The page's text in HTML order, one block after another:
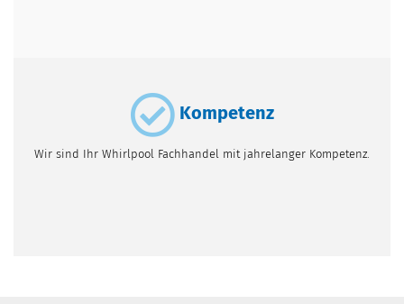
Kompetenz
Wir sind Ihr Whirlpool Fachhandel mit jahrelanger Kompetenz.